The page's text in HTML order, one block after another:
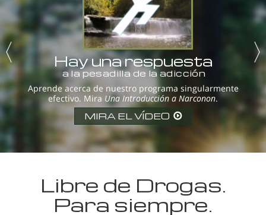
Hay una respuesta
a la pesadilla de la adicción
Aprende acerca de nuestro programa singularmente
efectivo. Mira Una Introducción a Narconon.
MIRA EL VÍDEO
Libre de Drogas.
Para siempre.